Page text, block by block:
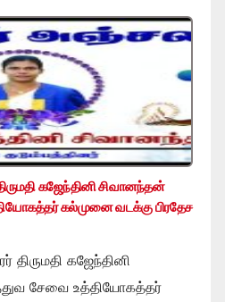
கஜேந்தினி சிவானந்தன்
கல்முனை வடக்கு பிரதேச
கஜேந்தினி
சேவை உத்தியோகத்தர்